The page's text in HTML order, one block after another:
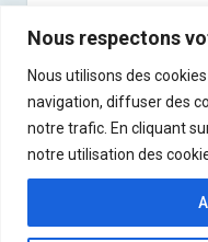
Nous respectons
Nous utilisons des
navigation, diffuser des
notre trafic. En cliquant
notre utilisation des
Abonnez-vous à
Recevez les
votre boite mail !